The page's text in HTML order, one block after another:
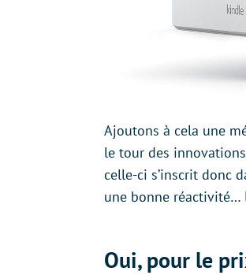
Ajoutons à cela une
le tour des
celle-ci s’inscrit donc
une bonne réactivité…
Oui, pour le